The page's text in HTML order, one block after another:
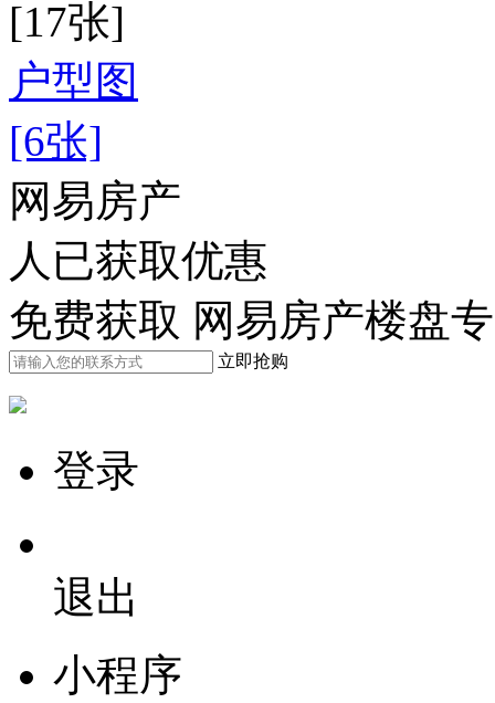
[17张]
户型图
[6张]
网易房产
人已获取优惠
免费获取 网易房产楼盘
立即抢购
登录
退出
小程序